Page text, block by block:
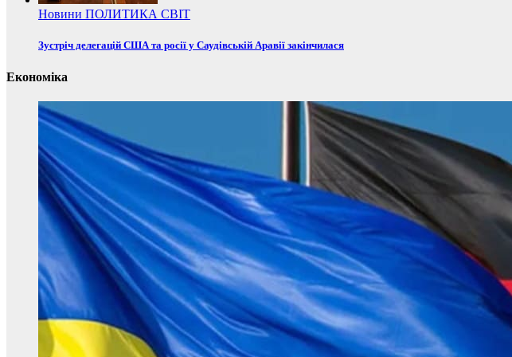
Новини ПОЛИТИКА СВІТ
Зустріч делегацій США та росії у Саудівській Аравії закінчилася
Економіка